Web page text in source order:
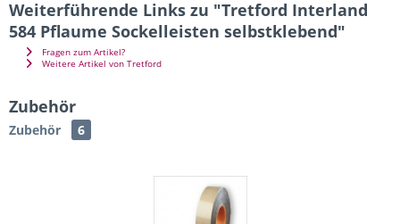
Weiterführende Links zu "Tretford Interland
584 Pflaume Sockelleisten selbstklebend"
Fragen zum Artikel?
Weitere Artikel von Tretford
Zubehör
Zubehör 6